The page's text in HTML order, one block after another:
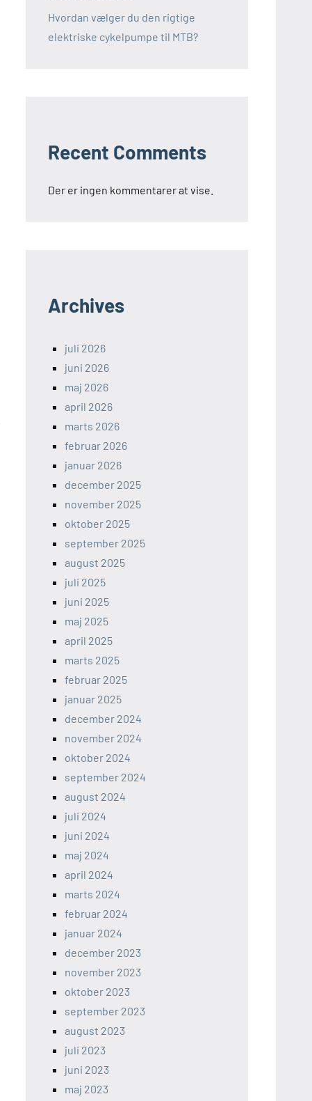
Hvordan vælger du den rigtige
elektriske cykelpumpe til MTB?
Recent Comments
Der er ingen kommentarer at vise.
Archives
juli 2026
juni 2026
maj 2026
april 2026
marts 2026
februar 2026
januar 2026
december 2025
november 2025
oktober 2025
september 2025
august 2025
juli 2025
juni 2025
maj 2025
april 2025
marts 2025
februar 2025
januar 2025
december 2024
november 2024
oktober 2024
september 2024
august 2024
juli 2024
juni 2024
maj 2024
april 2024
marts 2024
februar 2024
januar 2024
december 2023
november 2023
oktober 2023
september 2023
august 2023
juli 2023
juni 2023
maj 2023